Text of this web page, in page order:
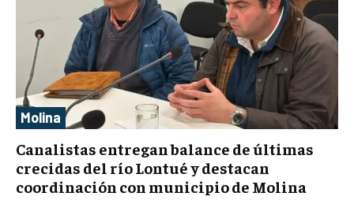
Molina
Canalistas entregan balance de últimas
crecidas del río Lontué y destacan
coordinación con municipio de Molina